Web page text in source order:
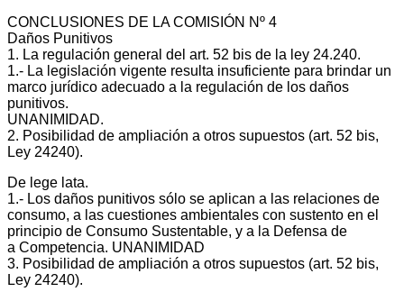
CONCLUSIONES DE LA COMISIÓN Nº 4
Daños Punitivos
1. La regulación general del art. 52 bis de la ley 24.240.
1.‐ La legislación vigente resulta insuficiente para brindar un
marco jurídico adecuado a la regulación de los daños
punitivos.
UNANIMIDAD.
2. Posibilidad de ampliación a otros supuestos (art. 52 bis,
Ley 24240).
De lege lata.
1.‐ Los daños punitivos sólo se aplican a las relaciones de
consumo, a las cuestiones ambientales con sustento en el
principio de Consumo Sustentable, y a la Defensa de
a Competencia. UNANIMIDAD
3. Posibilidad de ampliación a otros supuestos (art. 52 bis,
Ley 24240).